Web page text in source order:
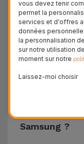
Cette
sa légèreté et
un confort de
d'être résistant
s'adapte
Xiaomi. Tout
sans ajouter de
Où acheter
Samsung ?
vous devez tenir
permet la
services et d'offres
données
la personnalisation
sur notre utilisation
moment sur notre
Laissez-moi choisir